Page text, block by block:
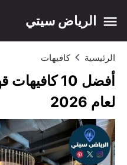
الرياض سيتي
الرئيسية كافيهات
أفضل 10
لعام 2026